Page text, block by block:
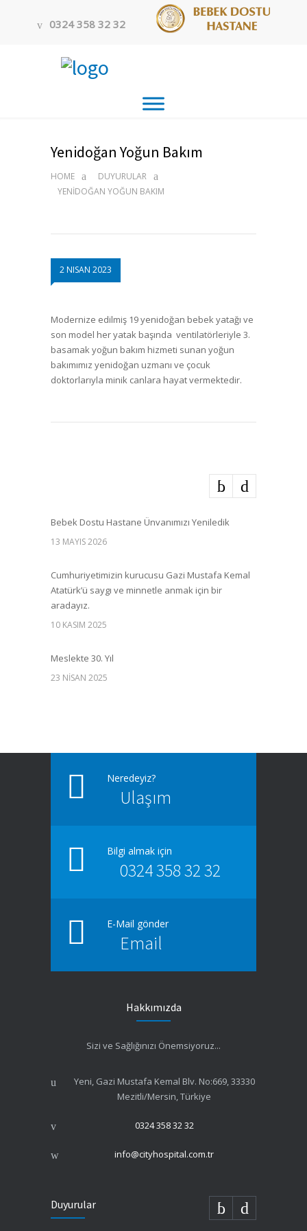
0324 358 32 32
Yenidoğan Yoğun Bakım
HOME
DUYURULAR
YENIDOĞAN YOĞUN BAKIM
2 NISAN 2023
Modernize edilmiş 19 yenidoğan bebek yatağı ve
son model her yatak başında ventilatörleriyle 3.
basamak yoğun bakım hizmeti sunan yoğun
bakımımız yenidoğan uzmanı ve çocuk
doktorlarıyla minik canlara hayat vermektedir.
Bebek Dostu Hastane Ünvanımızı Yeniledik
13 MAYIS 2026
Cumhuriyetimizin kurucusu Gazi Mustafa Kemal
Atatürk’ü saygı ve minnetle anmak için bir
aradayız.
10 KASIM 2025
Meslekte 30. Yıl
23 NISAN 2025
Türkiye Cumhuriyetinin kurucusu Mustafa Kemal
ATATÜRK’ün, aramızdan ayrılışının 85.
Yıldönümünde 21. yüzyılın büyük liderini anmak
14 Mart Tıp Bayramı Çelenk Törenine Katıldık
1 NİSAN COVID-19’da KAYBETTİĞİMİZ SAĞLIK
ÇALIŞANLARINI ANMA GÜNÜ
Önder Atatürk’ün huzuruna Çelenk koyma
14 NISAN 2023
Liman-İş Sendikası ile Sağlık Anlaşması İmzaladık
Sıfır Atık Belgesi Almaya Hak Kazandık
14 NISAN 2023
Neredeyiz?
Ulaşım
Bilgi almak için
0324 358 32 32
E-Mail gönder
Email
Hakkımızda
Sizi ve Sağlığınızı Önemsiyoruz...
Yeni, Gazi Mustafa Kemal Blv. No:669, 33330
Mezitli/Mersin, Türkiye
0324 358 32 32
info@cityhospital.com.tr
Duyurular